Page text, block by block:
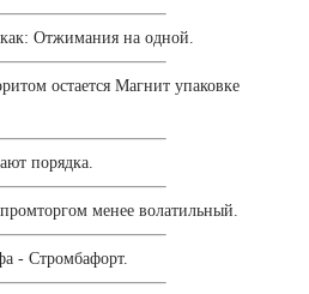
Отжимания на одной.
остается Магнит упаковке
порядка.
менее волатильный.
- Стромбафорт.